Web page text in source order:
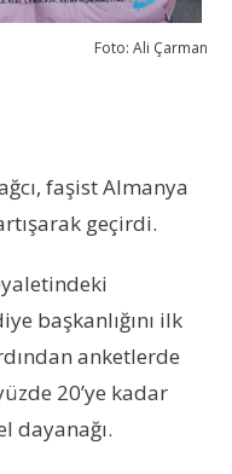
Foto: Ali Çarman
faşist Almanya
geçirdi.
başkanlığını ilk
anketlerde
20’ye kadar
dayanağı.